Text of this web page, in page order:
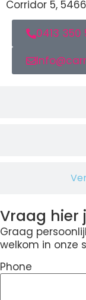
Corridor 5, 5466
0413 350
Vraag hier
Graag
welkom in onze
Phone